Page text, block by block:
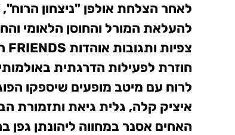
לאחר הצלחת אולפן "ניצחון
להעלאת המורל והחוסן הלאומי
צפיות ותגובות אוהדות FRIENDS
חוזרת לפעילות הדרגתית
לרוח עם מיטב מופעים שיספקו
איציק קלה, גלית גיאת ותזמורת
האחים אסנר במחווה ליהונתן